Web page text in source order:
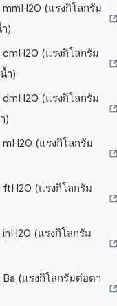
(แรงกิโลกรัม
)
(แรงกิโลกรัม
ำ)
(แรงกิโลกรัม
)
(แรงกิโลกรัม
(แรงกิโลกรัม
(แรงกิโลกรัม
(แรงกิโลกรัมต่อตา